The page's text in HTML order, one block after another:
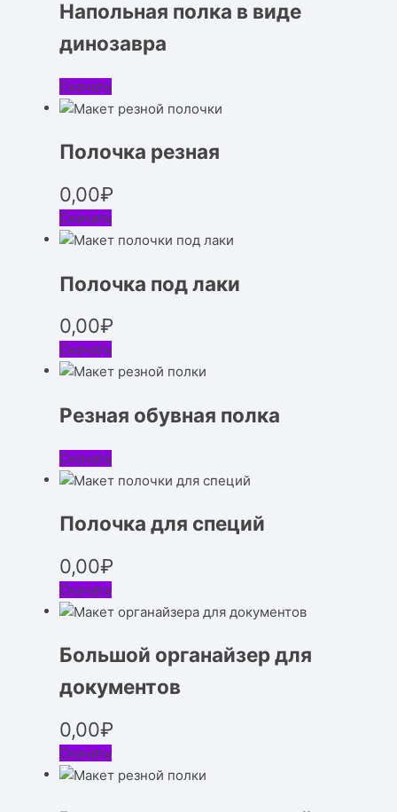
Напольная полка в виде
динозавра
Скачать
Полочка резная
0,00₽
Скачать
Полочка под лаки
0,00₽
Скачать
Резная обувная полка
Скачать
Полочка для специй
0,00₽
Скачать
Большой органайзер для
документов
0,00₽
Скачать